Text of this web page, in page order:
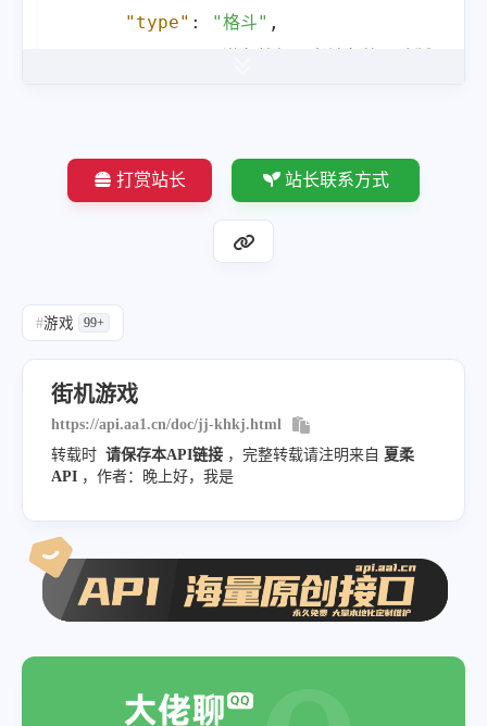
"type" : "格斗" ,
打赏站长 站长联系方式
#游戏 99+
街机游戏
https://api.aa1.cn/doc/jj-khkj.html
转载时 请保存本API链接 ，完整转载请注明来自 夏柔
API ，作者：晚上好，我是